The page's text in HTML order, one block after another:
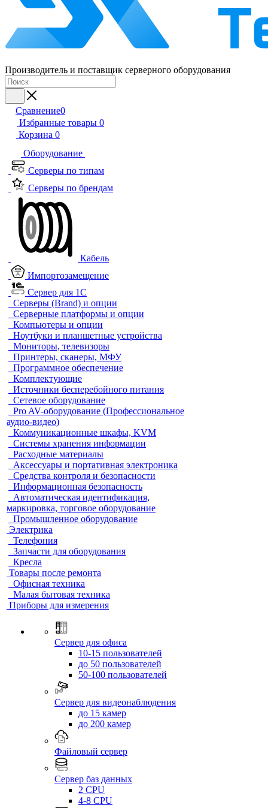
Производитель и поставщик серверного оборудования
Сравнение0
Избранные товары 0
Корзина 0
Оборудование
Серверы по типам
Серверы по брендам
Кабель
Импортозамещение
Сервер для 1С
Серверы (Brand) и опции
Серверные платформы и опции
Компьютеры и опции
Ноутбуки и планшетные устройства
Мониторы, телевизоры
Принтеры, сканеры, МФУ
Программное обеспечение
Комплектующие
Источники бесперебойного питания
Сетевое оборудование
Pro AV-оборудование (Профессиональное
аудио-видео)
Коммуникационные шкафы, KVM
Системы хранения информации
Расходные материалы
Аксессуары и портативная электроника
Средства контроля и безопасности
Информационная безопасность
Автоматическая идентификация,
маркировка, торговое оборудование
Промышленное оборудование
Электрика
Телефония
Запчасти для оборудования
Кресла
Товары после ремонта
Офисная техника
Малая бытовая техника
Приборы для измерения
Сервер для офиса
10-15 пользователей
до 50 пользователей
50-100 пользователей
Сервер для видеонаблюдения
до 15 камер
до 200 камер
Файловый сервер
Сервер баз данных
2 CPU
4-8 CPU